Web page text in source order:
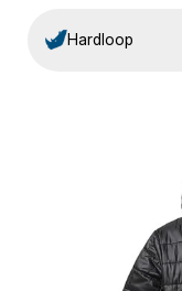
Hardloop